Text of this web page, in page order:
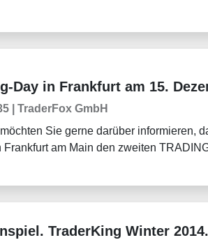
Day in Frankfurt am 15.
| TraderFox GmbH
Sie gerne darüber informieren,
am Main den zweiten
TraderKing Winter